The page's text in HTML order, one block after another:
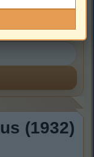
(1932)